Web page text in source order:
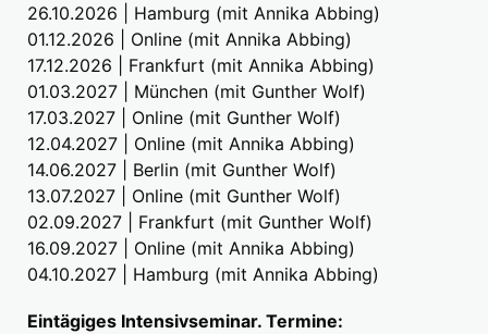
26.10.2026 | Hamburg (mit Annika Abbing)
01.12.2026 | Online (mit Annika Abbing)
17.12.2026 | Frankfurt (mit Annika Abbing)
01.03.2027 | München (mit Gunther Wolf)
17.03.2027 | Online (mit Gunther Wolf)
12.04.2027 | Online (mit Annika Abbing)
14.06.2027 | Berlin (mit Gunther Wolf)
13.07.2027 | Online (mit Gunther Wolf)
02.09.2027 | Frankfurt (mit Gunther Wolf)
16.09.2027 | Online (mit Annika Abbing)
04.10.2027 | Hamburg (mit Annika Abbing)
Eintägiges Intensivseminar. Termine: